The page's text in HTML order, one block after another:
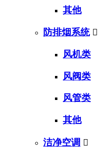
其他
防排烟系统 
风机类
风阀类
风管类
其他
洁净空调 